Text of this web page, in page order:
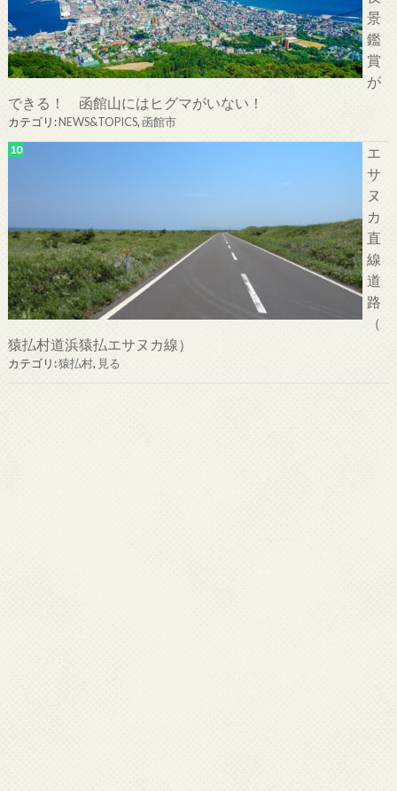
景
鑑
賞
が
できる！ 函館山にはヒグマがいない！
カテゴリ:NEWS&TOPICS,函館市
エ
サ
ヌ
カ
直
線
道
路
（
猿払村道浜猿払エサヌカ線）
カテゴリ:猿払村, 見る